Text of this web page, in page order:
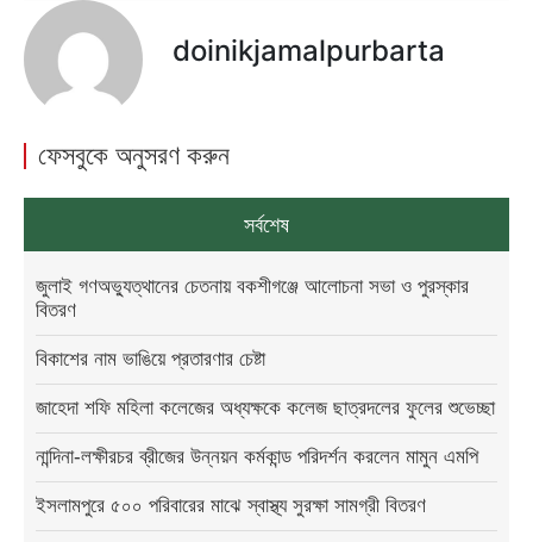
doinikjamalpurbarta
ফেসবুকে অনুসরণ করুন
সর্বশেষ
জুলাই গণঅভ্যুত্থানের চেতনায় বকশীগঞ্জে আলোচনা সভা ও পুরস্কার
বিতরণ
বিকাশের নাম ভাঙিয়ে প্রতারণার চেষ্টা
জাহেদা শফি মহিলা কলেজের অধ্যক্ষকে কলেজ ছাত্রদলের ফুলের শুভেচ্ছা
নান্দিনা-লক্ষীরচর ব্রীজের উন্নয়ন কর্মকান্ড পরিদর্শন করলেন মামুন এমপি
ইসলামপুরে ৫০০ পরিবারের মাঝে স্বাস্থ্য সুরক্ষা সামগ্রী বিতরণ